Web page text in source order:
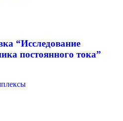
“Исследование
постоянного тока”